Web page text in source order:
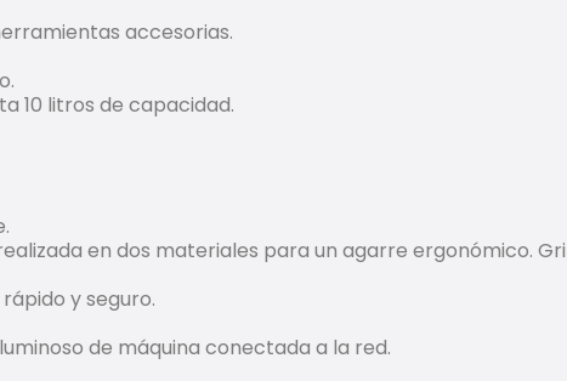
accesorias.
10 litros de capacidad.
en dos materiales para un agarre ergonómico.
y seguro.
de máquina conectada a la red.